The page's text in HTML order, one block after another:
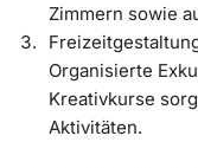
Zimmern sowie
Organisierte
Kreativkurse
Aktivitäten.